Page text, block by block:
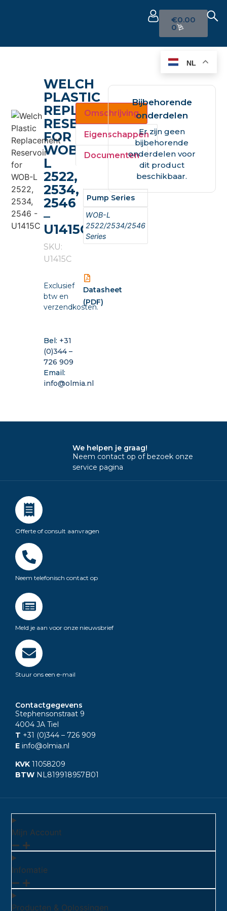
€0.00
0
WELCH
PLASTIC
REPLACEMENT
RESERVOIR
FOR
WOB-
L
2522,
2534,
2546
–
U1415C
SKU:
U1415C
Exclusief
btw en
verzendkosten.
Bel: +31
(0)344 –
726 909
Email:
info@olmia.nl
Omschrijving
Eigenschappen
Documenten
Pump Series
WOB-L
2522/2534/2546
Series
Datasheet
(PDF)
Bijbehorende
onderdelen
Er zijn geen
bijbehorende
onderdelen voor
dit product
beschikbaar.
We helpen je graag!
Neem contact op of bezoek onze
service pagina
Offerte of consult aanvragen
Neem telefonisch contact op
Meld je aan voor onze nieuwsbrief
Stuur ons een e-mail
Contactgegevens
Stephensonstraat 9
4004 JA Tiel
T +31 (0)344 – 726 909
E info@olmia.nl
KVK 11058209
BTW NL819918957B01
Mijn Account
Infomatie
Producten & Oplossingen
NL